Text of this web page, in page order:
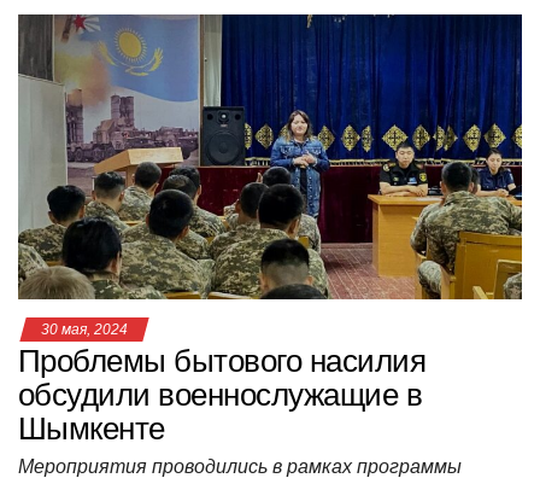
at
s
A
p
p
c
e
b
o
o
k
tt
er
n
kl
a
ss
ni
ki
e
gr
a
m
.R
u
er п
р
а
в
и
т
ь
30 мая, 2024
Проблемы бытового насилия
обсудили военнослужащие в
Шымкенте
Мероприятия проводились в рамках программы